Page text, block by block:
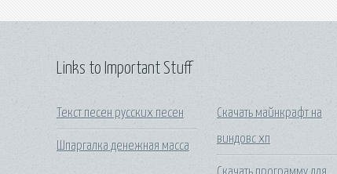
Links to Important Stuff
Текст песен русских песен
Шпаргалка денежная масса
Скачать майнкрафт на
виндовс хп